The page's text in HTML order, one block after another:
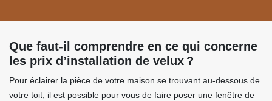
Que faut-il comprendre en ce qui concerne
les prix d’installation de velux ?
Pour éclairer la pièce de votre maison se trouvant au-dessous de
votre toit, il est possible pour vous de faire poser une fenêtre de